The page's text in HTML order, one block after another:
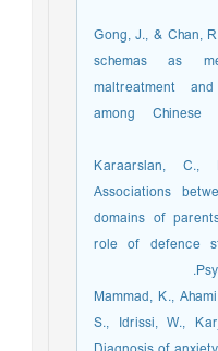
Gong, J., & Chan,
schemas as
maltreatment
among
Karaarslan,
Associations
domains of
role of defence
Mammad, K.,
S., Idrissi, W.,